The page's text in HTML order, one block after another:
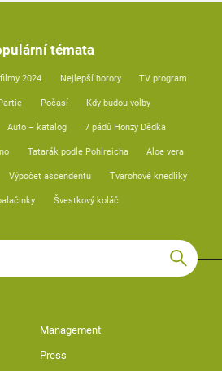
témata
2024 Nejlepší horory TV program
Počasí Kdy budou volby
Auto – katalog 7 pádů Honzy Dědka
Tatarák podle Pohlreicha Aloe vera
Výpočet ascendentu Tvarohové knedlíky
Švestkový koláč
Management
Press